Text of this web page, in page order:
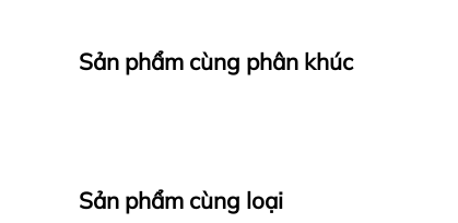
Sản phẩm cùng phân khúc
Sản phẩm cùng loại